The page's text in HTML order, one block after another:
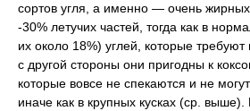
сортов угля, а именно — очень
-30% летучих частей, тогда как в
их около 18%) углей, которые
с другой стороны они пригодны к
которые вовсе не спекаются и не
иначе как в крупных кусках (ср.